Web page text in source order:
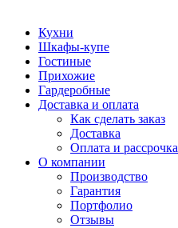
Кухни
Шкафы-купе
Гостиные
Прихожие
Гардеробные
Доставка и оплата
Как сделать заказ
Доставка
Оплата и рассрочка
О компании
Производство
Гарантия
Портфолио
Отзывы